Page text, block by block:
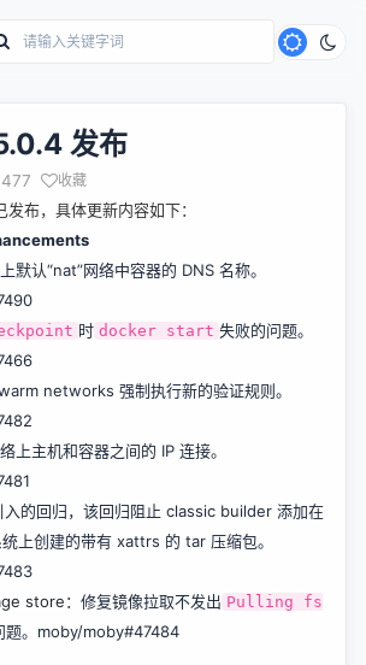
发布
收藏
布，具体更新内容如下：
默认“nat”网络中容器的 DNS 名称。
时​​​​​​​ docker start 失败的问题。
networks 强制执行新的验证规则。
上主机和容器之间的 IP 连接。
的回归，该回归阻止 classic builder 添加在
上创建的带有 xattrs 的 tar 压缩包。
store：修复镜像拉取不发出 Pulling fs
。 moby/moby#47484